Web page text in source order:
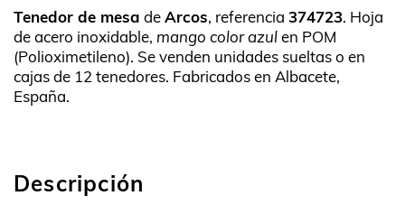
Tenedor de mesa deArcos, referencia 374723. Hoja
de acero inoxidable, mango color azulen POM
(Polioximetileno). Se venden unidades sueltas o en
cajas de 12 tenedores. Fabricados en Albacete,
España.
Descripción